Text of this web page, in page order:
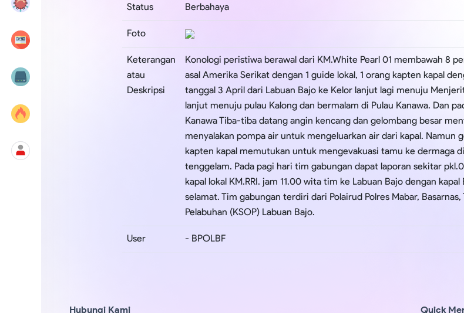
Status Berbahaya
Foto
Keterangan
atau
Deskripsi
Konologi peristiwa berawal dari KM.White Pearl 01 membawah 8
asal Amerika Serikat dengan 1 guide lokal, 1 orang kapten kapal
tanggal 3 April dari Labuan Bajo ke Kelor lanjut lagi menuju
lanjut menuju pulau Kalong dan bermalam di Pulau Kanawa. Dan
Kanawa Tiba-tiba datang angin kencang dan gelombang besar
menyalakan pompa air untuk mengeluarkan air dari kapal.
kapten kapal memutukan untuk mengevakuasi tamu ke dermaga
tenggelam. Pada pagi hari tim gabungan dapat laporan sekitar
kapal lokal KM.RRI. jam 11.00 wita tim ke Labuan Bajo dengan
selamat. Tim gabungan terdiri dari Polairud Polres Mabar,
Pelabuhan (KSOP) Labuan Bajo.
User - BPOLBF
Hubungi Kami Quick